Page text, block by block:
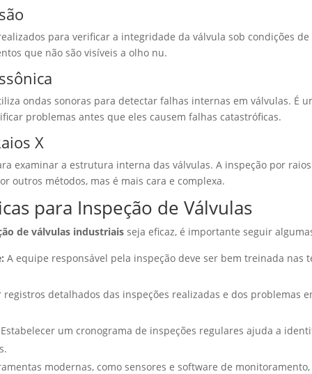
para verificar a integridade da válvula sob condições
que não são visíveis a olho nu.
ondas sonoras para detectar falhas internas em válvulas. É
problemas antes que eles causem falhas catastróficas.
X
examinar a estrutura interna das válvulas. A inspeção por
outros métodos, mas é mais cara e complexa.
para Inspeção de Válvulas
de válvulas industriais seja eficaz, é importante seguir
A equipe responsável pela inspeção deve ser bem treinada nas
registros detalhados das inspeções realizadas e dos problemas
Estabelecer um cronograma de inspeções regulares ajuda a
modernas, como sensores e software de